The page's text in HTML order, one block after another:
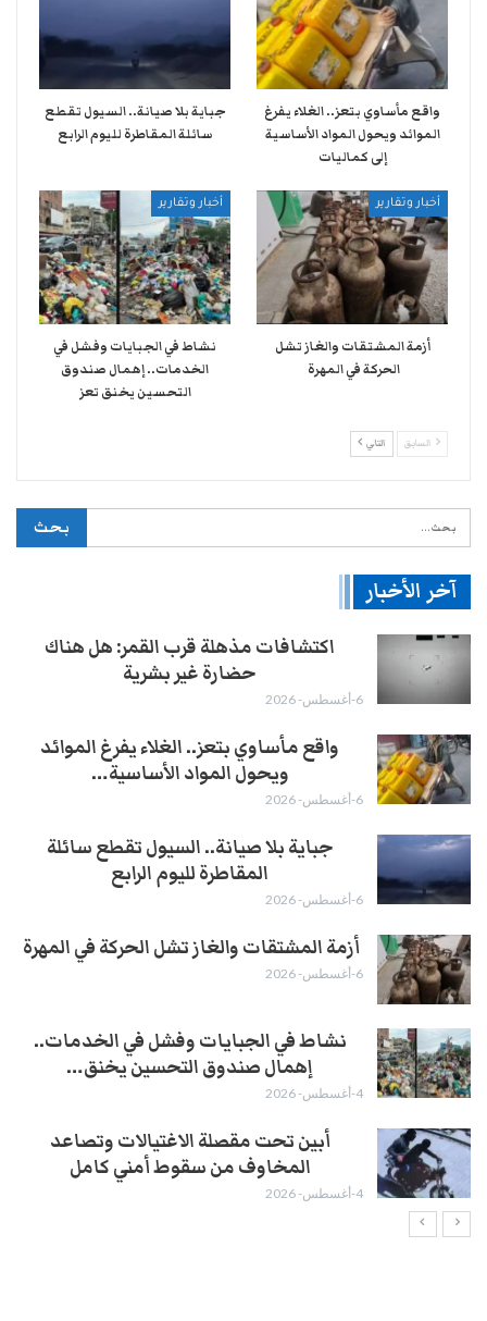
واقع مأساوي بتعز.. الغلاء يفرغ
الموائد ويحول المواد الأساسية
إلى كماليات
جباية بلا صيانة.. السيول تقطع
سائلة المقاطرة لليوم الرابع
أخبار وتقارير
أزمة المشتقات والغاز تشل
الحركة في المهرة ​
أخبار وتقارير
نشاط في الجبايات وفشل في
الخدمات.. إهمال صندوق
التحسين يخنق تعز
السابق التالي
آخر الأخبار
اكتشافات مذهلة قرب القمر: هل هناك
حضارة غير بشرية
6-أغسطس- 2026
واقع مأساوي بتعز.. الغلاء يفرغ الموائد
ويحول المواد الأساسية…
6-أغسطس- 2026
جباية بلا صيانة.. السيول تقطع سائلة
المقاطرة لليوم الرابع
6-أغسطس- 2026
أزمة المشتقات والغاز تشل الحركة في المهرة ​
6-أغسطس- 2026
نشاط في الجبايات وفشل في الخدمات..
إهمال صندوق التحسين يخنق…
4-أغسطس- 2026
أبين تحت مقصلة الاغتيالات وتصاعد
المخاوف من سقوط أمني كامل
4-أغسطس- 2026